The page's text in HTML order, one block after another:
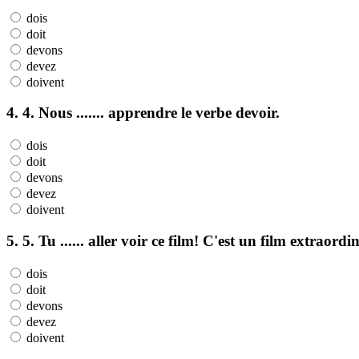
dois
doit
devons
devez
doivent
4. 4. Nous ....... apprendre le verbe devoir.
dois
doit
devons
devez
doivent
5. 5. Tu ...... aller voir ce film! C'est un film
dois
doit
devons
devez
doivent